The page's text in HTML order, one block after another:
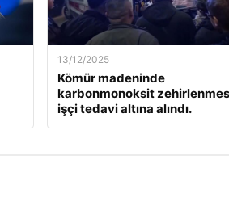
13/12/2025
Kömür madeninde
karbonmonoksit
işçi tedavi altına alındı.